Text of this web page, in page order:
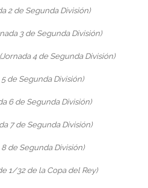
2 de Segunda División)
3 de Segunda División)
(Jornada 4 de Segunda División)
5 de Segunda División)
6 de Segunda División)
7 de Segunda División)
8 de Segunda División)
1/32 de la Copa del Rey)